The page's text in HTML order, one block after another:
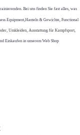
Bei uns finden Sie fast alles, was
Equipment,Hanteln & Gewichte, Functional
Umkleiden, Ausstattung für Kampfsport,
Einkaufen in unserem Web Shop